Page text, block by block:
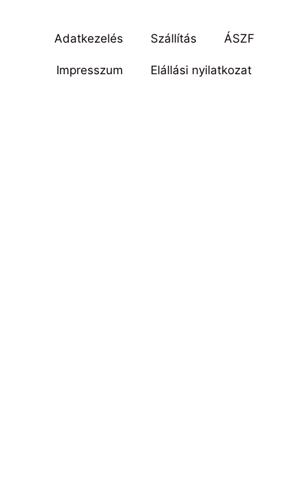
Adatkezelés Szállítás ÁSZF
Impresszum Elállási nyilatkozat